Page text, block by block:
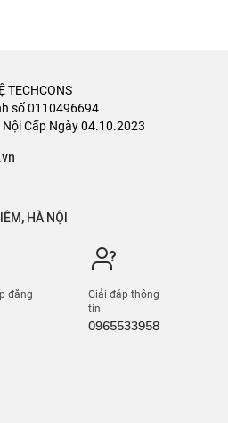
TECHCONS
số 0110496694
Cấp Ngày 04.10.2023
HÀ NỘI
đăng
Giải đáp thông
tin
0965533958